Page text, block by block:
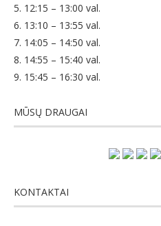
5. 12:15 – 13:00 val.
6. 13:10 – 13:55 val.
7. 14:05 – 14:50 val.
8. 14:55 – 15:40 val.
9. 15:45 – 16:30 val.
MŪSŲ DRAUGAI
KONTAKTAI